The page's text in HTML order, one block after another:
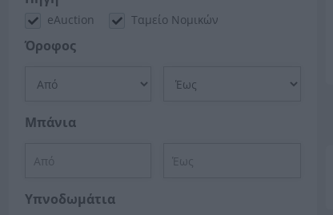
eAuction Ταμείο Νομικών
Όροφος
Μπάνια
Υπνοδωμάτια